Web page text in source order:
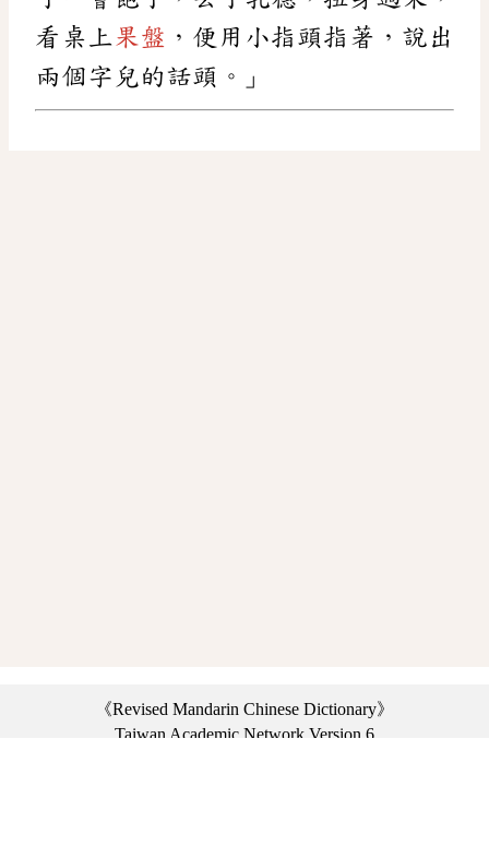
看桌上果盤 ，便用小指頭指著，說出
兩個字兒的話頭。」
《Revised Mandarin Chinese Dictionary》
Taiwan Academic Network Version 6